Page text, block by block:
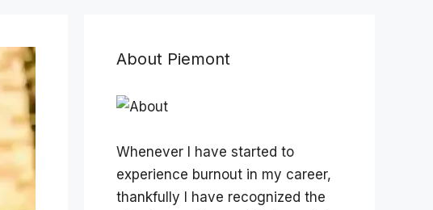
About Piemont
Whenever I have started to
experience burnout in my career,
thankfully I have recognized the